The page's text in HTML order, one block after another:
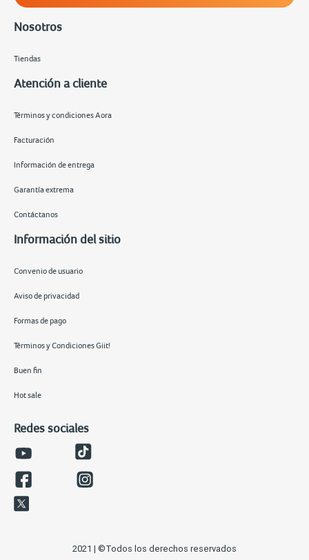
Nosotros
Tiendas
Atención a cliente
Términos y condiciones Aora
Facturación
Información de entrega
Garantía extrema
Contáctanos
Información del sitio
Convenio de usuario
Aviso de privacidad
Formas de pago
Términos y Condiciones Giit!
Buen fin
Hot sale
Redes sociales
2021 | ©Todos los derechos reservados